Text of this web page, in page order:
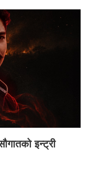
इन्ट्री